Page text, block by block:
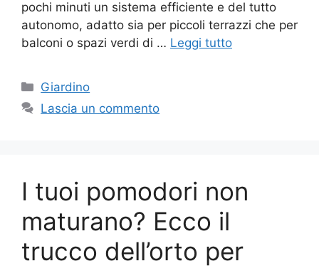
pochi minuti un sistema efficiente e del tutto
autonomo, adatto sia per piccoli terrazzi che per
balconi o spazi verdi di … Leggi tutto
Categorie
Giardino
Lascia un commento
I tuoi pomodori non
maturano? Ecco il
trucco dell’orto per